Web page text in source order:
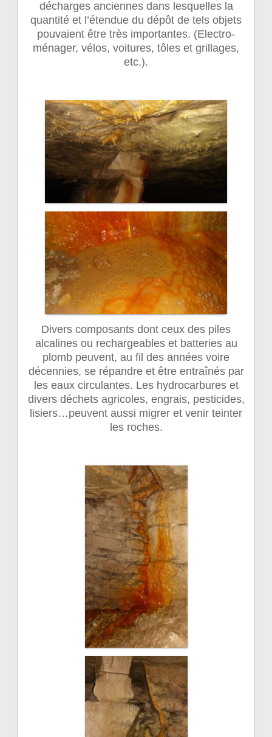
décharges anciennes dans lesquelles la
quantité et l’étendue du dépôt de tels objets
pouvaient être très importantes. (Electro-
ménager, vélos, voitures, tôles et grillages,
etc.).
Divers composants dont ceux des piles
alcalines ou rechargeables et batteries au
plomb peuvent, au fil des années voire
décennies, se répandre et être entraînés par
les eaux circulantes. Les hydrocarbures et
divers déchets agricoles, engrais, pesticides,
lisiers…peuvent aussi migrer et venir teinter
les roches.